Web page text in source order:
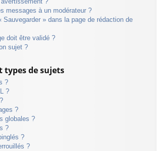
messages à un modérateur ?
Sauvegarder » dans la page de rédaction de
doit être validé ?
sujet ?
types de sujets
?
?
?
globales ?
?
?
?